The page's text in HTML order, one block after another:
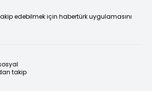
edebilmek için habertürk uygulamasını
takip